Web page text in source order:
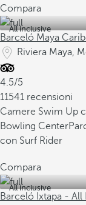
Compara
All inclusive
Barceló Maya
Riviera Maya,
4.5/5
11541 recensioni
Camere Swim Up
Bowling Center
con Surf Rider
Compara
All inclusive
Barceló Ixtapa - All